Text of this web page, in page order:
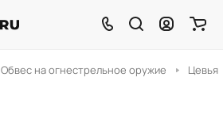
Обвес на огнестрельное оружие Цевья